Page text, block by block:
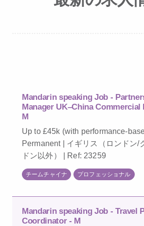
Mandarin speaking Job -
Manager UK–China
M
Up to £45k (with performance-
Permanent | イギリス（ロンドン/
ドン以外） | Ref: 23259
チームチャイナ プロフェッショナル
Mandarin speaking Job - Travel
Coordinator - M